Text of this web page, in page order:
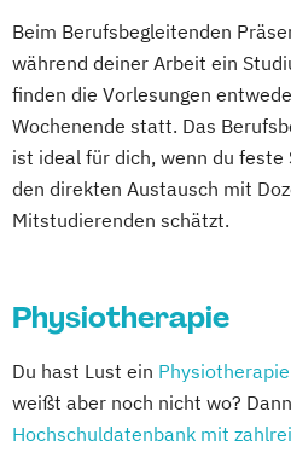
Beim Berufsbegleitenden
während deiner Arbeit ein
finden die Vorlesungen
Wochenende statt. Das
ist ideal für dich, wenn du
den direkten Austausch mit
Mitstudierenden schätzt.
Physiotherapie
Du hast Lust ein
weißt aber noch nicht wo?
Hochschuldatenbank mit